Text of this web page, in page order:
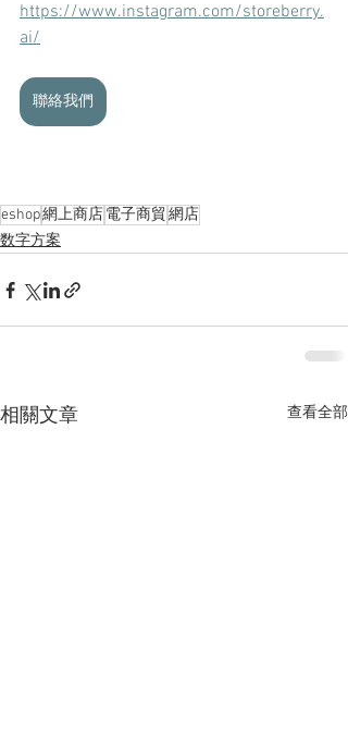
https://www.instagram.com/storeberry.
ai/
聯絡我們
eshop網上商店電子商貿 網店
数字方案
相關文章 查看全部